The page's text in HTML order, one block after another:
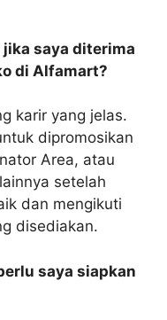
jika saya diterima
di Alfamart?
karir yang jelas.
dipromosikan
Area, atau
setelah
dan mengikuti
disediakan.
saya siapkan